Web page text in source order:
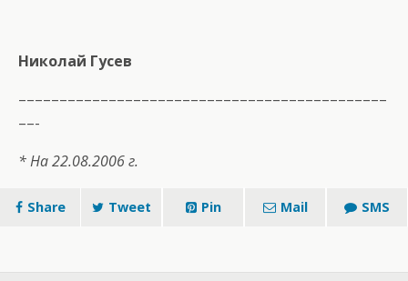
Николай Гусев
–––––––––––––––––––––––––––––––––––––––––––––
––-
* На 22.08.2006 г.
Share Tweet Pin Mail SMS